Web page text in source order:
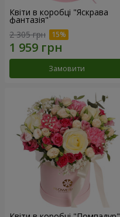
Квіти в коробці "Яскрава
фантазія"
2 305 грн
Замовити